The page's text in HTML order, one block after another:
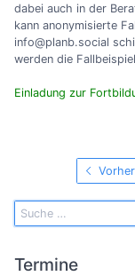
dabei auch in der
kann anonymisierte
info@planb.social
werden die
Einladung zur
Termine